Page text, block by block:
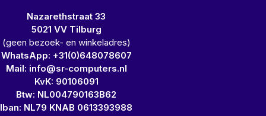
Nazarethstraat 33
5021 VV Tilburg
(geen bezoek- en winkeladres)
WhatsApp: +31(0)648078607
Mail: info@sr-computers.nl
KvK: 90106091
Btw: NL004790163B62
Iban: NL79 KNAB 0613393988